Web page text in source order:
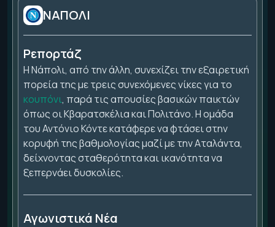
ΝΑΠΟΛΙ
Ρεπορτάζ
Η Νάπολι, από την άλλη, συνεχίζει την εξαιρετική
πορεία της με τρεις συνεχόμενες νίκες για το
κουπόνι, παρά τις απουσίες βασικών παικτών
όπως οι Κβαρατσκέλια και Πολιτάνο. Η ομάδα
του Αντόνιο Κόντε κατάφερε να φτάσει στην
κορυφή της βαθμολογίας μαζί με την Αταλάντα,
δείχνοντας σταθερότητα και ικανότητα να
ξεπερνάει δυσκολίες.
Αγωνιστικά Νέα